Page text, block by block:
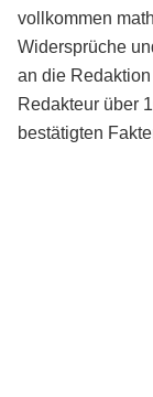
vollkommen
Widersprüche
an die
Redakteur über
bestätigten